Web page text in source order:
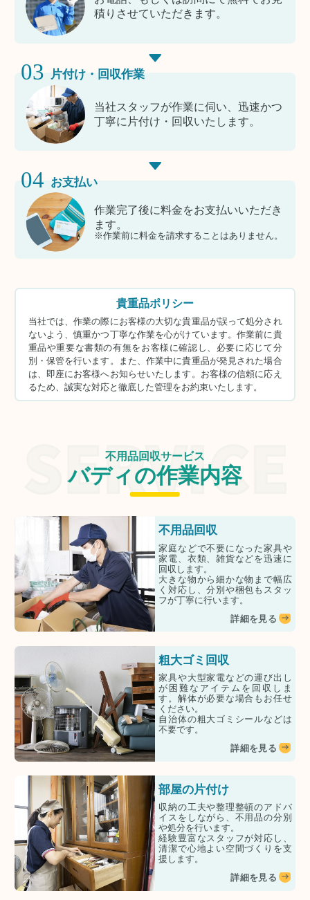
積りさせていただきます。
03 片付け・回収作業
当社スタッフが作業に伺い、迅速かつ
丁寧に片付け・回収いたします。
04 お支払い
作業完了後に料金をお支払いいただき
ます。
※作業前に料金を請求することはありません。
貴重品ポリシー
当社では、作業の際にお客様の大切な貴重品が誤って処分され
ないよう、慎重かつ丁寧な作業を心がけています。作業前に貴
重品や重要な書類の有無をお客様に確認し、必要に応じて分
別・保管を行います。また、作業中に貴重品が発見された場合
は、即座にお客様へお知らせいたします。お客様の信頼に応え
るため、誠実な対応と徹底した管理をお約束いたします。
不用品回収サービス
バディの作業内容
不用品回収
家庭などで不要になった家具や
家電、衣類、雑貨などを迅速に
回収します。
大きな物から細かな物まで幅広
く対応し、分別や梱包もスタッ
フが丁寧に行います。
詳細を見る
粗大ゴミ回収
家具や大型家電などの運び出し
が困難なアイテムを回収しま
す。解体が必要な場合もお任せ
ください。
自治体の粗大ゴミシールなどは
不要です。
詳細を見る
部屋の片付け
収納の工夫や整理整頓のアドバ
イスをしながら、不用品の分別
や処分を行います。
経験豊富なスタッフが対応し、
清潔で心地よい空間づくりを支
援します。
詳細を見る